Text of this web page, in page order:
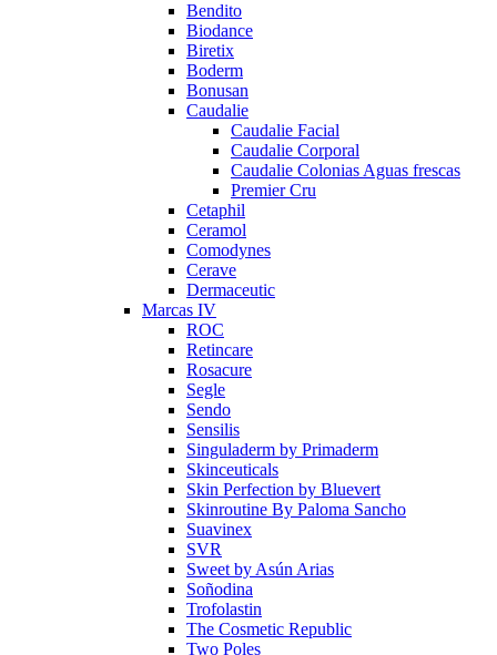
Bendito
Biodance
Biretix
Boderm
Bonusan
Caudalie
Caudalie Facial
Caudalie Corporal
Caudalie Colonias Aguas frescas
Premier Cru
Cetaphil
Ceramol
Comodynes
Cerave
Dermaceutic
Marcas IV
ROC
Retincare
Rosacure
Segle
Sendo
Sensilis
Singuladerm by Primaderm
Skinceuticals
Skin Perfection by Bluevert
Skinroutine By Paloma Sancho
Suavinex
SVR
Sweet by Asún Arias
Soñodina
Trofolastin
The Cosmetic Republic
Two Poles